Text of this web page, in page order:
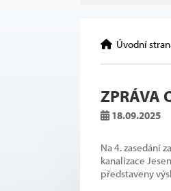
Úvodní
ZPRÁVA
18.09.2025
Na 4. zasedání
kanalizace
představeny